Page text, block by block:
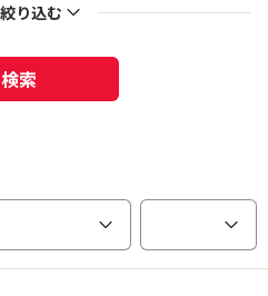
り込む
検索